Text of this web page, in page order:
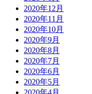
2020年12月
2020年11月
2020年10月
2020年9月
2020年8月
2020年7月
2020年6月
2020年5月
2020年4月